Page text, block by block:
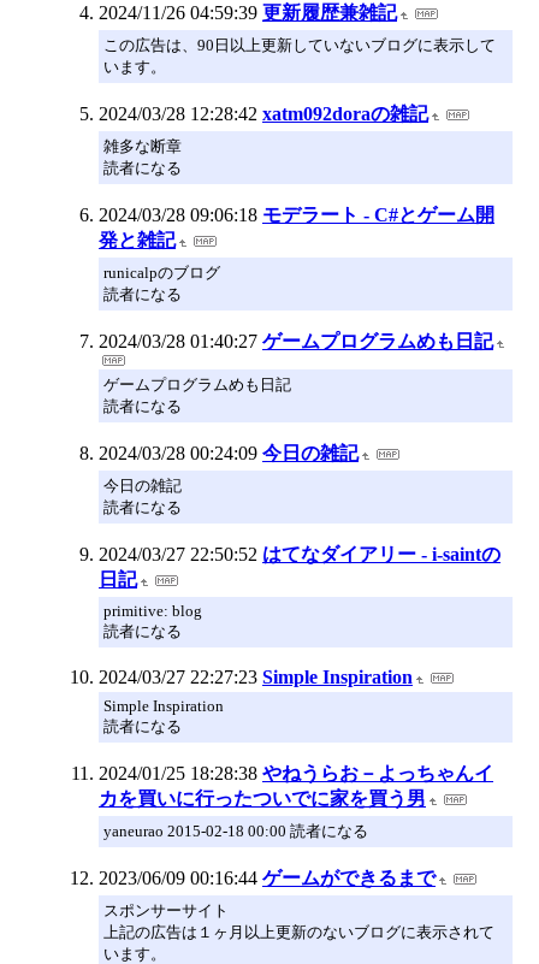
2024/11/26 04:59:39 更新履歴兼雑記
この広告は、90日以上更新していないブログに表示して
います。
2024/03/28 12:28:42 xatm092doraの雑記
雑多な断章
読者になる
2024/03/28 09:06:18 モデラート - C#とゲーム開
発と雑記
runicalpのブログ
読者になる
2024/03/28 01:40:27 ゲームプログラムめも日記
ゲームプログラムめも日記
読者になる
2024/03/28 00:24:09 今日の雑記
今日の雑記
読者になる
2024/03/27 22:50:52 はてなダイアリー - i-saintの
日記
primitive: blog
読者になる
2024/03/27 22:27:23 Simple Inspiration
Simple Inspiration
読者になる
2024/01/25 18:28:38 やねうらお－よっちゃんイ
カを買いに行ったついでに家を買う男
yaneurao 2015-02-18 00:00 読者になる
2023/06/09 00:16:44 ゲームができるまで
スポンサーサイト
上記の広告は１ヶ月以上更新のないブログに表示されて
います。